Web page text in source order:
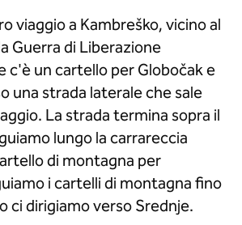
viaggio a Kambreško, vicino al
Guerra di Liberazione
c'è un cartello per Globočak e
una strada laterale che sale
La strada termina sopra il
lungo la carrareccia
di montagna per
i cartelli di montagna fino
ci dirigiamo verso Srednje.